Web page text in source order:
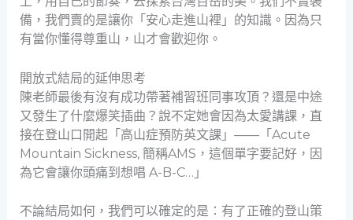
備，我們賣的是讓你「安心走進山裡」的知識。因為只
有當你懂得尊重山，山才會歡迎你。
開放式結局的延伸思考
陳老師最後有沒有成功帶著補習班同事攻頂？還是中途
又發生了什麼爆笑插曲？說不定她會因為太愛講課，直
接在登山口開起「高山症預防英文課」——「Acute
Mountain Sickness, 簡稱AMS，這個單字要記好，因
為它會讓你頭痛到想唱 A-B-C…」
不論結局如何，我們可以確定的是：有了正確的登山策